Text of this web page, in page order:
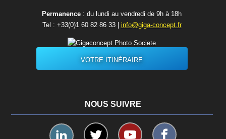
Permanence : du lundi au vendredi de 9h à 18h
Tel : +33(0)1 60 82 86 33| info@giga-concept.fr
VOTRE ITINÉRAIRE
NOUS SUIVRE